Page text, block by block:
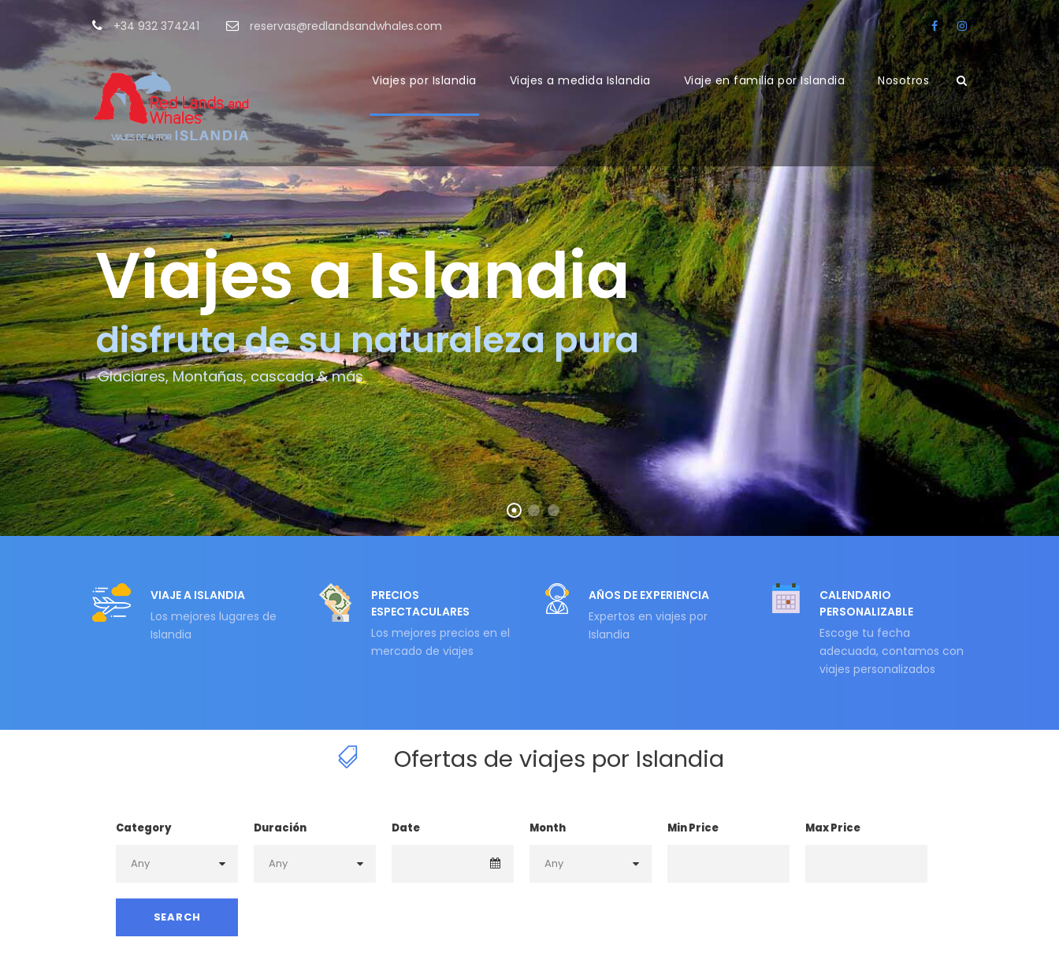
+34 932 374241 reservas@redlandsandwhales.com
Viajes por Islandia Viajes a medida Islandia Viaje en familia por Islandia Nosotros
Viajes a Islandia
disfruta de su naturaleza pura
Glaciares, Montañas, cascada & más
VIAJE A ISLANDIA
Los mejores lugares de
Islandia
PRECIOS
ESPECTACULARES
Los mejores precios en el
mercado de viajes
AÑOS DE EXPERIENCIA
Expertos en viajes por
Islandia
CALENDARIO
PERSONALIZABLE
Escoge tu fecha
adecuada, contamos con
viajes personalizados
Ofertas de viajes por Islandia
Category Duración Date Month Min Price Max Price